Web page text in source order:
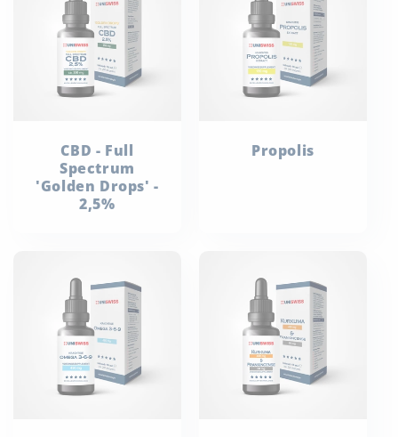
CBD - Full
Spectrum
'Golden Drops' -
2,5%
Propolis